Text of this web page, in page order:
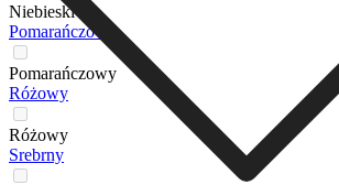
Niebieski
Pomarańczowy
Pomarańczowy
Różowy
Różowy
Srebrny